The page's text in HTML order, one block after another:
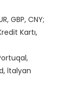
GBP, CNY;
Kartı,